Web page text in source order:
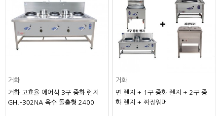
거화
거화 고효율 에어식 3구 중화 렌지
GHJ-302NA 육수 돌출형 2400
거화
면 렌지 + 1구 중화 렌지 + 2구 중
화 렌지 + 짜장워머